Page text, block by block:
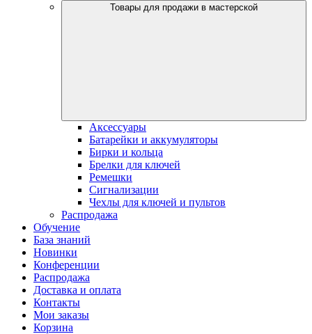
Товары для продажи в мастерской
Аксессуары
Батарейки и аккумуляторы
Бирки и кольца
Брелки для ключей
Ремешки
Сигнализации
Чехлы для ключей и пультов
Распродажа
Обучение
База знаний
Новинки
Конференции
Распродажа
Доставка и оплата
Контакты
Мои заказы
Корзина